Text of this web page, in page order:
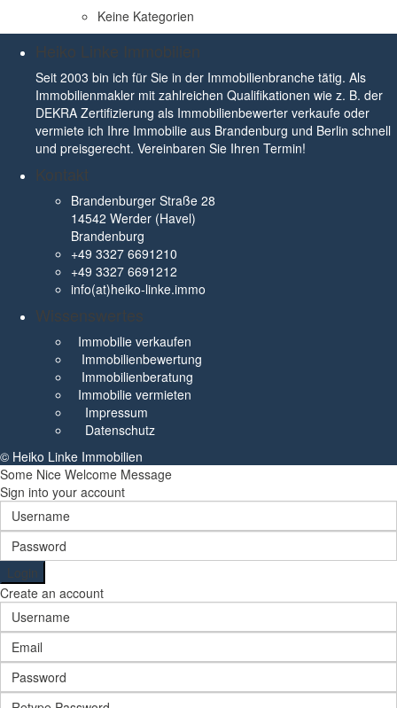
Keine Kategorien
Heiko Linke Immobilien
Seit 2003 bin ich für Sie in der Immobilienbranche tätig. Als
Immobilienmakler mit zahlreichen Qualifikationen wie z. B. der
DEKRA Zertifizierung als Immobilienbewerter verkaufe oder
vermiete ich Ihre Immobilie aus Brandenburg und Berlin schnell
und preisgerecht. Vereinbaren Sie Ihren Termin!
Kontakt
Brandenburger Straße 28
14542 Werder (Havel)
Brandenburg
+49 3327 6691210
+49 3327 6691212
info(at)heiko-linke.immo
Wissenswertes
Immobilie verkaufen
Immobilienbewertung
Immobilienberatung
Immobilie vermieten
Impressum
Datenschutz
© Heiko Linke Immobilien
Some Nice Welcome Message
Sign into your account
Login
Create an account